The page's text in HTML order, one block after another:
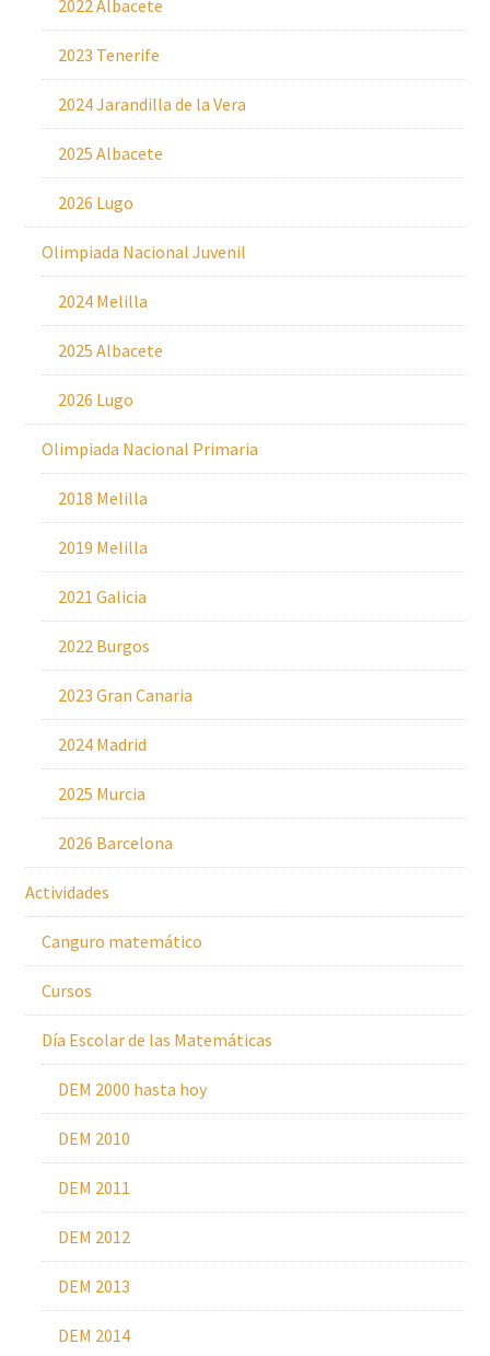
2022 Albacete
2023 Tenerife
2024 Jarandilla de la Vera
2025 Albacete
2026 Lugo
Olimpiada Nacional Juvenil
2024 Melilla
2025 Albacete
2026 Lugo
Olimpiada Nacional Primaria
2018 Melilla
2019 Melilla
2021 Galicia
2022 Burgos
2023 Gran Canaria
2024 Madrid
2025 Murcia
2026 Barcelona
Actividades
Canguro matemático
Cursos
Día Escolar de las Matemáticas
DEM 2000 hasta hoy
DEM 2010
DEM 2011
DEM 2012
DEM 2013
DEM 2014